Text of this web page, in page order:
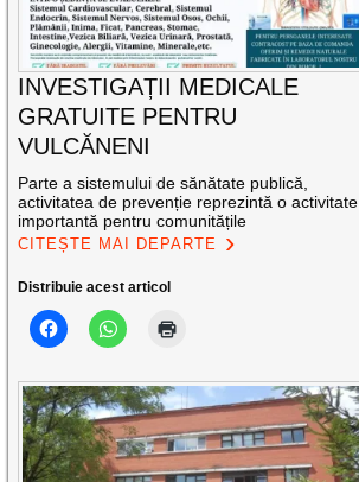
INVESTIGAȚII MEDICALE
GRATUITE PENTRU
VULCĂNENI
Parte a sistemului de sănătate publică,
activitatea de prevenție reprezintă o activitate
importantă pentru comunitățile
CITEȘTE MAI DEPARTE
Distribuie acest articol